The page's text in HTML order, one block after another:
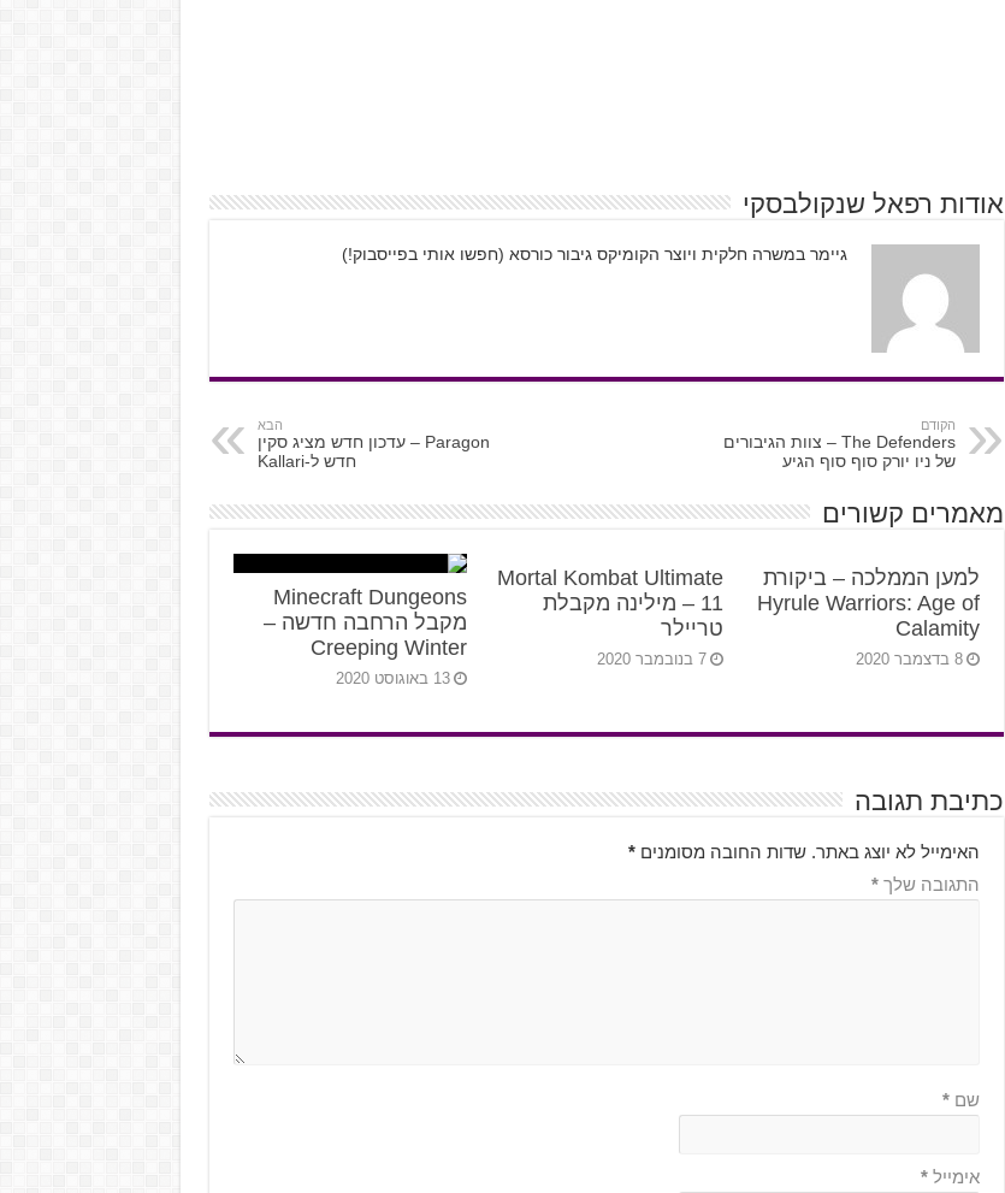
אודות רפאל שנקולבסקי
גיימר במשרה חלקית ויוצר הקומיקס גיבור כורסא (חפשו אותי בפייסבוק!)
הקודם
The Defenders – צוות הגיבורים
של ניו יורק סוף סוף הגיע
הבא
Paragon – עדכון חדש מציג סקין
חדש ל-Kallari
מאמרים קשורים
למען הממלכה – ביקורת
Hyrule Warriors: Age of
Calamity
8 בדצמבר 2020
Mortal Kombat Ultimate
11 – מילינה מקבלת
טריילר
7 בנובמבר 2020
Minecraft Dungeons
מקבל הרחבה חדשה –
Creeping Winter
13 באוגוסט 2020
כתיבת תגובה
האימייל לא יוצג באתר. שדות החובה מסומנים*
התגובה שלך*
שם*
אימייל*